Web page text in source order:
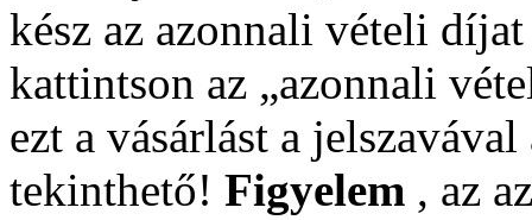
kész az azonnali vételi
kattintson az „azonnali
ezt a vásárlást a
tekinthető! Figyelem , az